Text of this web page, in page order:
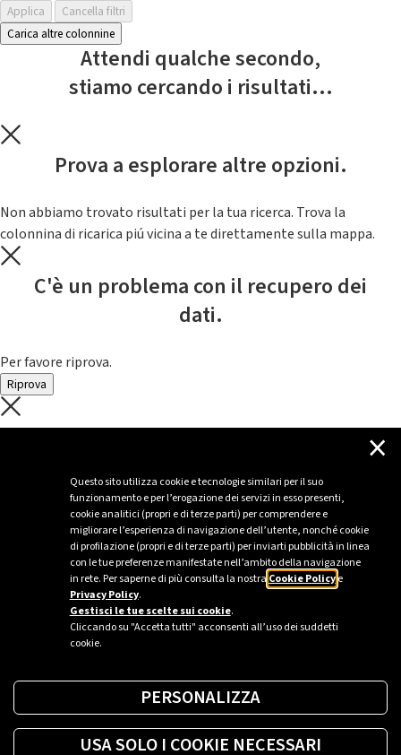
Questo sito utilizza cookie e tecnologie similari per il suo
funzionamento e per l’erogazione dei servizi in esso presenti,
cookie analitici (propri e di terze parti) per comprendere e
migliorare l’esperienza di navigazione dell’utente, nonché cookie
di profilazione (propri e di terze parti) per inviarti pubblicità in linea
con le tue preferenze manifestate nell’ambito della navigazione
in rete. Per saperne di più consulta la nostra Cookie Policye
Privacy Policy.
Gestisci le tue scelte sui cookie.
Cliccando su "Accetta tutti" acconsenti all’uso dei suddetti
cookie.
×
PERSONALIZZA
USA SOLO I COOKIE NECESSARI
Applica
Cancella filtri
Carica altre colonnine
Attendi qualche secondo,
stiamo cercando i risultati...
Prova a esplorare altre opzioni.
Non abbiamo trovato risultati per la tua ricerca. Trova la
colonnina di ricarica piú vicina a te direttamente sulla mappa.
C'è un problema con il recupero dei
dati.
Per favore riprova.
Riprova
C'è un problema con il recupero dei
Per favore riprova piú tardi
Sei un’azienda o una PA?
Trova la soluzione più giusta per te.
Richiedi una colonnina